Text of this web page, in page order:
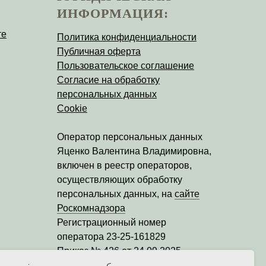
ИНФОРМАЦИЯ:
Политика конфиденциальности
Публичная оферта
Пользовательское соглашение
Согласие на обработку
персональных данных
Cookie
Оператор персональных данных
Яценко Валентина Владимировна,
включен в реестр операторов,
осуществляющих обработку
персональных данных, на сайте
Роскомнадзора
Регистрационный номер
оператора 23-25-161829
Приказ № 426 от 24.09.2025